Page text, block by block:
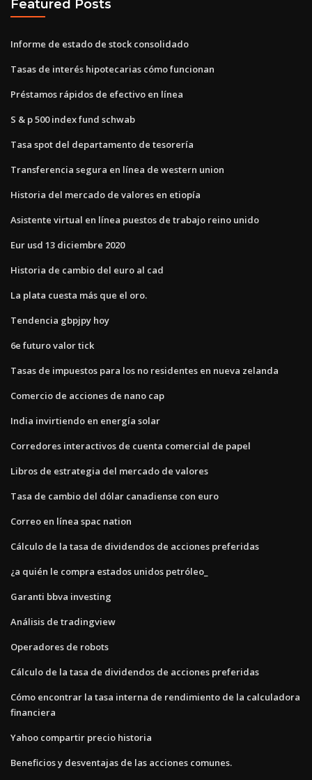
Featured Posts
Informe de estado de stock consolidado
Tasas de interés hipotecarias cómo funcionan
Préstamos rápidos de efectivo en línea
S & p 500 index fund schwab
Tasa spot del departamento de tesorería
Transferencia segura en línea de western union
Historia del mercado de valores en etiopía
Asistente virtual en línea puestos de trabajo reino unido
Eur usd 13 diciembre 2020
Historia de cambio del euro al cad
La plata cuesta más que el oro.
Tendencia gbpjpy hoy
6e futuro valor tick
Tasas de impuestos para los no residentes en nueva zelanda
Comercio de acciones de nano cap
India invirtiendo en energía solar
Corredores interactivos de cuenta comercial de papel
Libros de estrategia del mercado de valores
Tasa de cambio del dólar canadiense con euro
Correo en línea spac nation
Cálculo de la tasa de dividendos de acciones preferidas
¿a quién le compra estados unidos petróleo_
Garanti bbva investing
Análisis de tradingview
Operadores de robots
Cálculo de la tasa de dividendos de acciones preferidas
Cómo encontrar la tasa interna de rendimiento de la calculadora
financiera
Yahoo compartir precio historia
Beneficios y desventajas de las acciones comunes.